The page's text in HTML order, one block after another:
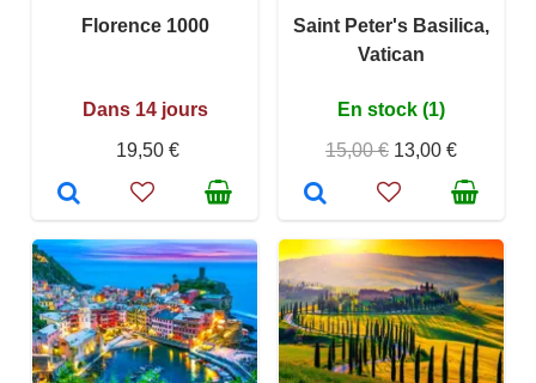
Florence 1000
Dans 14 jours
19,50 €
Saint Peter's Basilica,
Vatican
En stock (1)
15,00 € 13,00 €